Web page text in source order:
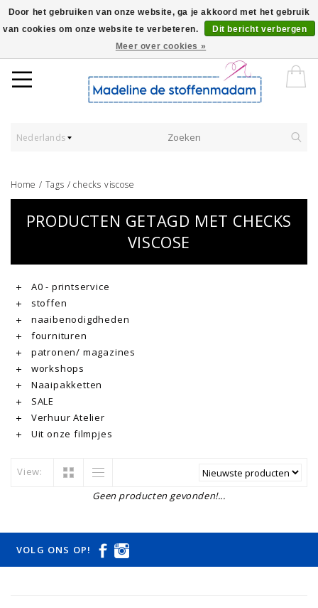
Worldwide Shipping - Onze stoffen worden verkocht per 10 cm.
Nederlands
Home / Tags /checks viscose
PRODUCTEN GETAGD MET CHECKS
VISCOSE
A0 - printservice
stoffen
naaibenodigdheden
fournituren
patronen/ magazines
workshops
Naaipakketten
SALE
Verhuur Atelier
Uit onze filmpjes
View:
Geen producten gevonden!...
VOLG ONS OP!
Door het gebruiken van onze website, ga je akkoord met het gebruik
van cookies om onze website te verbeteren.
Dit bericht verbergen
Meer over cookies »